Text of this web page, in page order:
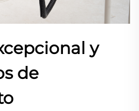
y
de